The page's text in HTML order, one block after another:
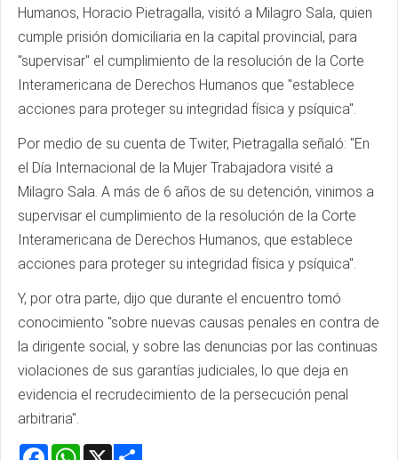
Humanos, Horacio Pietragalla, visitó a Milagro Sala, quien
cumple prisión domiciliaria en la capital provincial, para
"supervisar" el cumplimiento de la resolución de la Corte
Interamericana de Derechos Humanos que "establece
acciones para proteger su integridad física y psíquica".
Por medio de su cuenta de Twiter, Pietragalla señaló: "En
el Día Internacional de la Mujer Trabajadora visité a
Milagro Sala. A más de 6 años de su detención, vinimos a
supervisar el cumplimiento de la resolución de la Corte
Interamericana de Derechos Humanos, que establece
acciones para proteger su integridad física y psíquica".
Y, por otra parte, dijo que durante el encuentro tomó
conocimiento "sobre nuevas causas penales en contra de
la dirigente social, y sobre las denuncias por las continuas
violaciones de sus garantías judiciales, lo que deja en
evidencia el recrudecimiento de la persecución penal
arbitraria".
Facebook
WhatsApp